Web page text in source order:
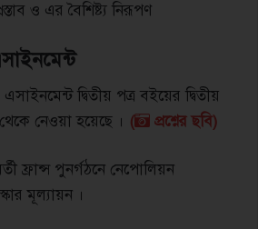
ও এর বৈশিষ্ট্য নিরূপণ
দ্বিতীয় পত্র বইয়ের দ্বিতীয়
নেওয়া হয়েছে । ( প্রশ্নের ছবি)
ফ্রান্স পুনর্গঠনে নেপােলিয়ন
মূল্যায়ন ।